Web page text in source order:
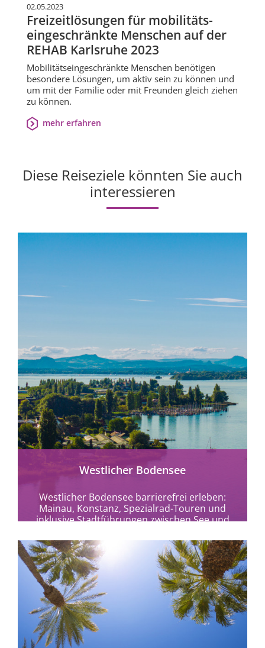
02.05.2023
Freizeitlösungen für mobilitäts-
eingeschränkte Menschen auf der
REHAB Karlsruhe 2023
Mobilitätseingeschränkte Menschen benötigen
besondere Lösungen, um aktiv sein zu können und
um mit der Familie oder mit Freunden gleich ziehen
zu können.
mehr erfahren
Diese Reiseziele könnten Sie auch
interessieren
Westlicher Bodensee
Westlicher Bodensee barrierefrei erleben:
Mainau, Konstanz, Spezialrad-Touren und
inklusive Stadtführungen zwischen See und